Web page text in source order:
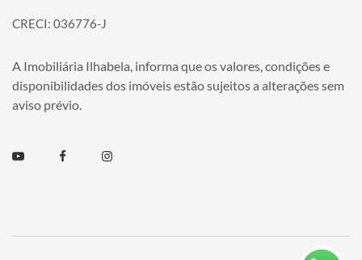
CRECI: 036776-J
A Imobiliária Ilhabela, informa que os valores, condições e
disponibilidades dos imóveis estão sujeitos a alterações sem
aviso prévio.
Youtube FacebookInstagram